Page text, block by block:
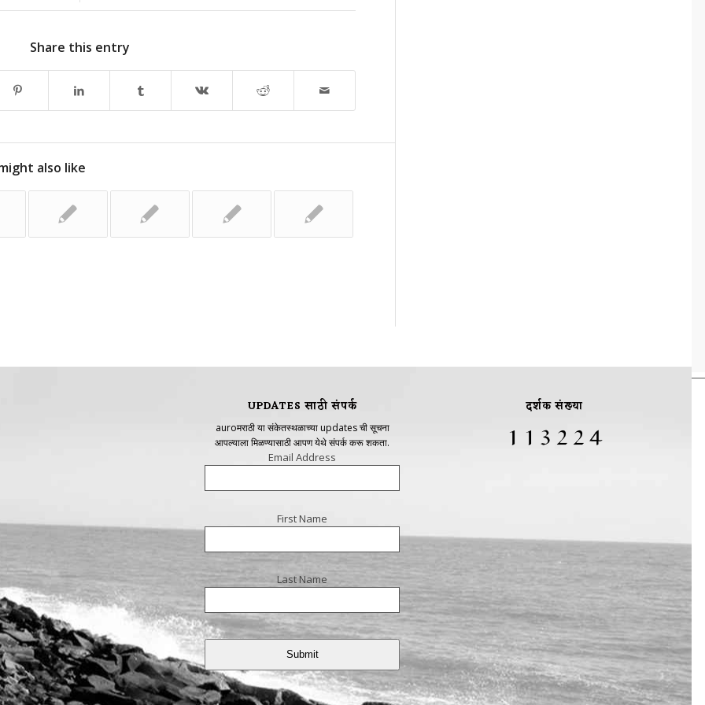
Share this entry
also like
UPDATES साठी संपर्क
auroमराठी या संकेतस्थळाच्या updates ची सूचना
आपल्याला मिळण्यासाठी आपण येथे संपर्क करू शकता.
Email Address
First Name
Last Name
Submit
दर्शक संख्या